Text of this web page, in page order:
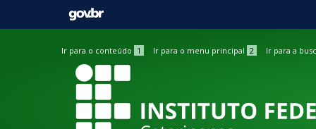
Barra
de
acessibilidade
Ir para o conteúdo 1 Ir para o menu principal 2 Ir para a